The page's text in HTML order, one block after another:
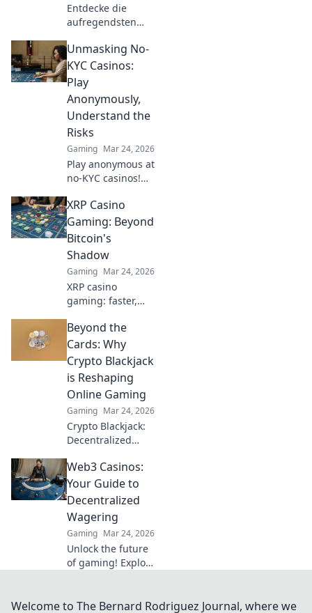
Entdecke die
aufregendsten
für CS2! Verblüffe
deine Gegner und
steigere dein Spiel
mit unseren
ungewöhnlichen
Tipps!
Unmasking No-
KYC Casinos:
Play
Anonymously,
Understand the
Risks
Gaming Mar 24, 2026
Play anonymous at
no-KYC casinos!
understand the
risks. Click to
unmask the
secrets.
XRP Casino
Gaming: Beyond
Bitcoin's
Shadow
Gaming Mar 24, 2026
XRP casino
gaming: faster,
beyond Bitcoin.
Discover the
future of crypto
gambling. Play
smarter.
Beyond the
Cards: Why
Crypto Blackjack
is Reshaping
Online Gaming
Gaming Mar 24, 2026
Crypto Blackjack:
Decentralized
Discover why it's
revolutionizing
online casinos.
Click to learn
more!
Web3 Casinos:
Your Guide to
Decentralized
Wagering
Gaming Mar 24, 2026
Unlock the future
of gaming! Explore
betting to NFTs.
Welcome to The Bernard Rodriguez Journal, where we